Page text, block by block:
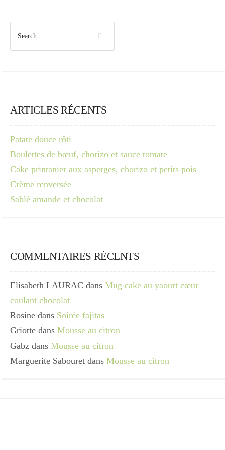
ARTICLES RÉCENTS
Patate douce rôti
Boulettes de bœuf, chorizo et sauce tomate
Cake printanier aux asperges, chorizo et petits pois
Crême renversée
Sablé amande et chocolat
COMMENTAIRES RÉCENTS
Elisabeth LAURAC dans Mug cake au yaourt cœur
coulant chocolat
Rosine dans Soirée fajitas
Griotte dans Mousse au citron
Gabz dans Mousse au citron
Marguerite Sabouret dans Mousse au citron